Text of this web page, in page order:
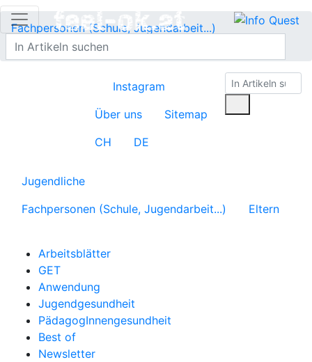
Fachpersonen (Schule, Jugendarbeit...)
Pädagog:innengesundheit
Instagram
Über uns
Sitemap
CH
DE
Jugendliche
Fachpersonen (Schule, Jugendarbeit...)
Eltern
Arbeitsblätter
GET
Anwendung
Jugendgesundheit
PädagogInnengesundheit
Best of
Newsletter